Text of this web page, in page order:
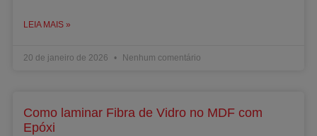
LEIA MAIS »
20 de janeiro de 2026 Nenhum comentário
Como laminar Fibra de Vidro no MDF com
Epóxi